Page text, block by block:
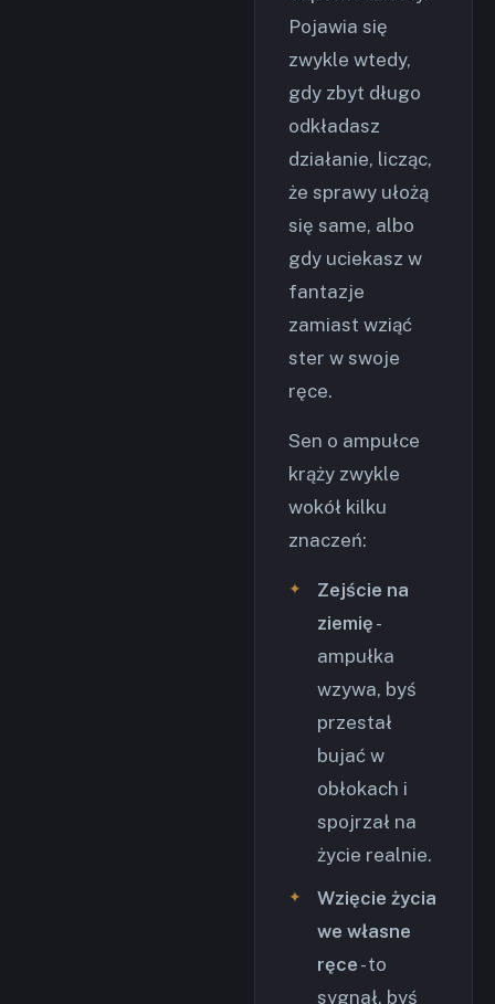
Pojawia się
zwykle wtedy,
gdy zbyt długo
odkładasz
działanie, licząc,
że sprawy ułożą
się same, albo
gdy uciekasz w
fantazje
zamiast wziąć
ster w swoje
ręce.
Sen o ampułce
krąży zwykle
wokół kilku
znaczeń:
Zejście na
ziemię -
ampułka
wzywa, byś
przestał
bujać w
obłokach i
spojrzał na
życie realnie.
Wzięcie życia
we własne
ręce - to
sygnał, byś